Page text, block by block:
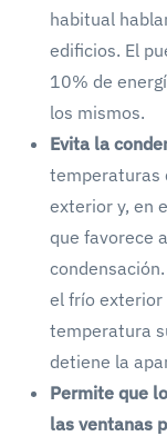
habitual
edificios. El
10% de
los mismos.
Evita la
temperaturas
exterior y, en
que favorece
el frío exterior
temperatura
detiene la
Permite que
las ventanas